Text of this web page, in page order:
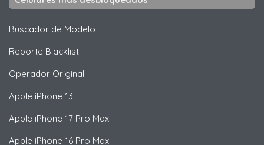
Buscador de Modelo
Reporte Blacklist
Operador Original
Apple iPhone 13
Apple iPhone 17 Pro Max
Apple iPhone 16 Pro Max